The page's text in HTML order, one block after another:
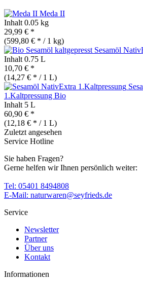
Meda II
Inhalt 0.05 kg
29,99 € *
(599,80 € * / 1 kg)
Sesamöl
Inhalt 0.75 L
10,70 € *
(14,27 € * / 1 L)
1.Kaltpressung Bio
Inhalt 5 L
60,90 € *
(12,18 € * / 1 L)
Zuletzt angesehen
Service Hotline
Sie haben Fragen?
Gerne helfen wir Ihnen persönlich weiter:
Tel: 05401 8494808
E-Mail: naturwaren@seyfrieds.de
Service
Newsletter
Partner
Über uns
Kontakt
Informationen